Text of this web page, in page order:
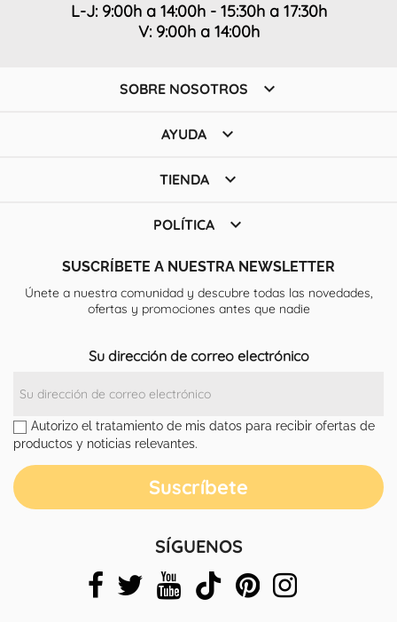
L-J: 9:00h a 14:00h - 15:30h a 17:30h
V: 9:00h a 14:00h
SOBRE NOSOTROS 
AYUDA 
TIENDA 
POLÍTICA 
SUSCRÍBETE A NUESTRA NEWSLETTER
Únete a nuestra comunidad y descubre todas las novedades,
ofertas y promociones antes que nadie
Su dirección de correo electrónico
Autorizo el tratamiento de mis datos para recibir ofertas de
productos y noticias relevantes.
SÍGUENOS